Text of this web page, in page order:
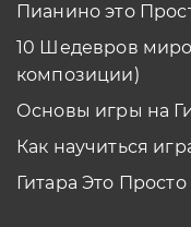
Пианино это
10 Шедевров
композиции)
Основы игры на
Как научиться
Гитара Это Просто